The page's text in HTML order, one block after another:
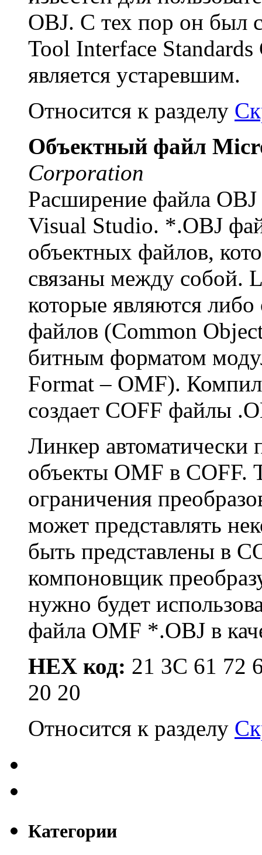
OBJ. С тех пор он был
Tool Interface
является устаревшим.
Относится к разделу
Объектный файл
Corporation
Расширение файла
Visual Studio. *.OBJ
объектных файлов,
связаны между собой.
которые являются
файлов (Common
битным форматом
Format – OMF).
создает COFF файлы
Линкер автоматически
объекты OMF в COFF.
ограничения
может представлять
быть представлены в
компоновщик
нужно будет
файла OMF *.OBJ в
HEX код: 21 3C 61 72
20 20
Относится к разделу
Категории